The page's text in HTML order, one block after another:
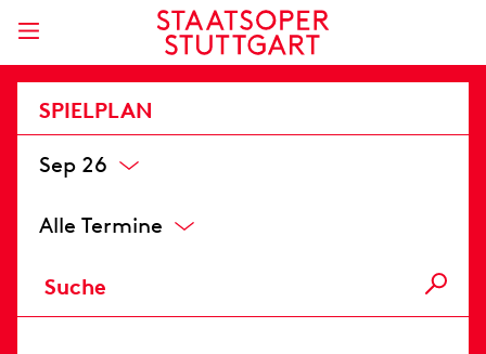
SPIELPLAN
Sep 26
Alle Termine